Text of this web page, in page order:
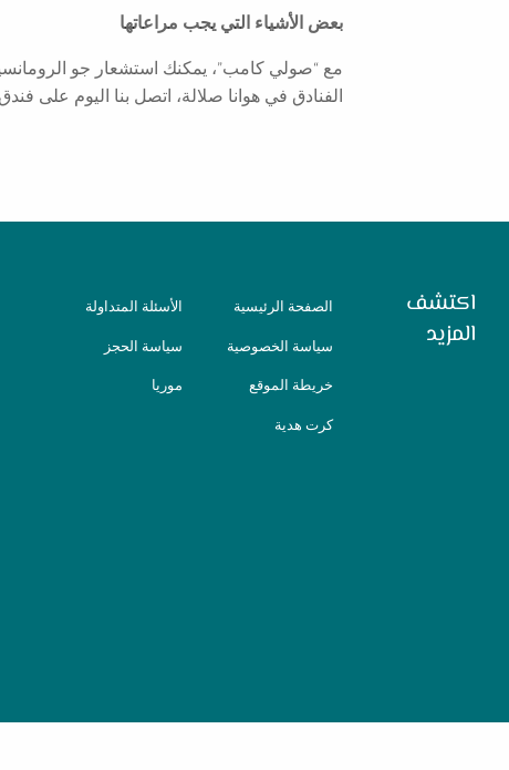
بعض الأشياء التي يجب مراعاتها
مع “صولي كامب”، يمكنك استشعار جو
الفنادق في هوانا صلالة، اتصل بنا اليوم على
اكتشف
المزيد
الصفحة الرئيسية الأسئلة المتداولة
سياسة الخصوصية سياسة الحجز
خريطة الموقع موريا
كرت هدية